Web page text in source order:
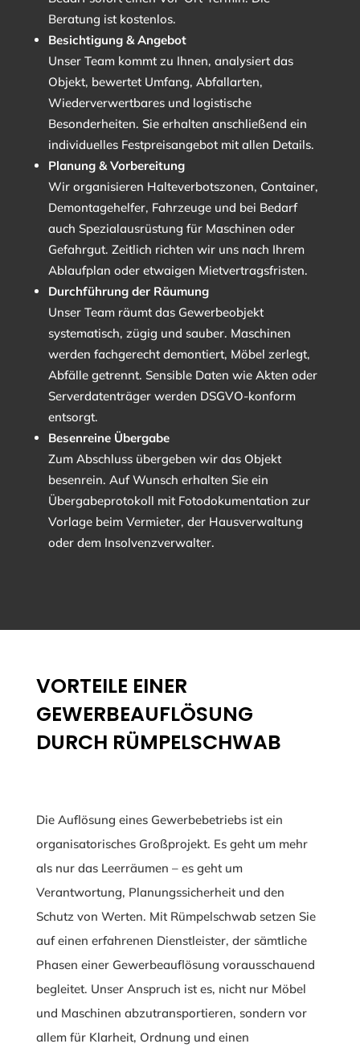
Beratung ist kostenlos.
Besichtigung & Angebot
Unser Team kommt zu Ihnen, analysiert das
Objekt, bewertet Umfang, Abfallarten,
Wiederverwertbares und logistische
Besonderheiten. Sie erhalten anschließend ein
individuelles Festpreisangebot mit allen Details.
Planung & Vorbereitung
Wir organisieren Halteverbotszonen, Container,
Demontagehelfer, Fahrzeuge und bei Bedarf
auch Spezialausrüstung für Maschinen oder
Gefahrgut. Zeitlich richten wir uns nach Ihrem
Ablaufplan oder etwaigen Mietvertragsfristen.
Durchführung der Räumung
Unser Team räumt das Gewerbeobjekt
systematisch, zügig und sauber. Maschinen
werden fachgerecht demontiert, Möbel zerlegt,
Abfälle getrennt. Sensible Daten wie Akten oder
Serverdatenträger werden DSGVO-konform
entsorgt.
Besenreine Übergabe
Zum Abschluss übergeben wir das Objekt
besenrein. Auf Wunsch erhalten Sie ein
Übergabeprotokoll mit Fotodokumentation zur
Vorlage beim Vermieter, der Hausverwaltung
oder dem Insolvenzverwalter.
VORTEILE EINER
GEWERBEAUFLÖSUNG
DURCH RÜMPELSCHWAB
Die Auflösung eines Gewerbebetriebs ist ein
organisatorisches Großprojekt. Es geht um mehr
als nur das Leerräumen – es geht um
Verantwortung, Planungssicherheit und den
Schutz von Werten. Mit Rümpelschwab setzen Sie
auf einen erfahrenen Dienstleister, der sämtliche
Phasen einer Gewerbeauflösung vorausschauend
begleitet. Unser Anspruch ist es, nicht nur Möbel
und Maschinen abzutransportieren, sondern vor
allem für Klarheit, Ordnung und einen